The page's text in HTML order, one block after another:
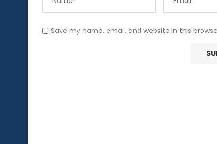
Save my name, email, and website in this